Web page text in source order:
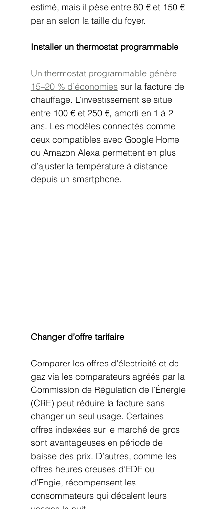
estimé, mais il pèse entre 80 € et 150 €
par an selon la taille du foyer.
Installer un thermostat programmable
Un thermostat programmable génère
15–20 % d’économies sur la facture de
chauffage. L’investissement se situe
entre 100 € et 250 €, amorti en 1 à 2
ans. Les modèles connectés comme
ceux compatibles avec Google Home
ou Amazon Alexa permettent en plus
d’ajuster la température à distance
depuis un smartphone.
Changer d’offre tarifaire
Comparer les offres d’électricité et de
gaz via les comparateurs agréés par la
Commission de Régulation de l’Énergie
(CRE) peut réduire la facture sans
changer un seul usage. Certaines
offres indexées sur le marché de gros
sont avantageuses en période de
baisse des prix. D’autres, comme les
offres heures creuses d’EDF ou
d’Engie, récompensent les
consommateurs qui décalent leurs